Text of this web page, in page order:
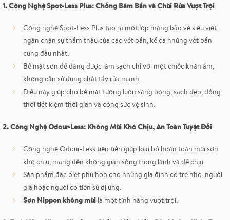
1. Công Nghệ Spot-Less Plus: Chống Bám Bẩn và Chùi Rửa Vượt Trội
Công nghệ Spot-Less Plus tạo ra một lớp màng bảo vệ siêu việt,
ngăn chặn sự thẩm thấu của các vết bẩn, kể cả những vết bẩn
cứng đầu nhất.
Bề mặt sơn dễ dàng được làm sạch chỉ với một chiếc khăn ẩm,
không cần sử dụng chất tẩy rửa mạnh.
Điều này giúp cho bề mặt tường luôn sáng bóng, sạch đẹp, đồng
thời tiết kiệm thời gian và công sức vệ sinh.
2. Công Nghệ Odour-Less: Không Mùi Khó Chịu, An Toàn Tuyệt Đối
Công nghệ Odour-Less tiên tiến giúp loại bỏ hoàn toàn mùi sơn
khó chịu, mang đến không gian sống trong lành và dễ chịu.
Sản phẩm đặc biệt phù hợp cho những gia đình có trẻ nhỏ, người
già hoặc người có tiền sử dị ứng.
Sơn Nippon không mùi là một tính năng vượt trội.